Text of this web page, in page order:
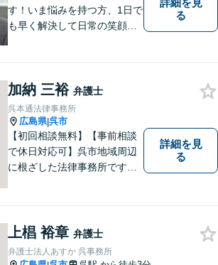
す！いま悩みを持つ方、1日で
も早く解決して日常の笑顔を
個人様・法人様の問題に幅広
く対応しています。
詳細を見
る
加納 三裕 弁護士
呉本通法律事務所
広島県|呉市
【初回相談無料】【事前相談
で休日対応可】呉市地域周辺
に根ざした法律事務所です。
詳細を見
る
上椙 裕章 弁護士
弁護士法人あすか 呉事務所